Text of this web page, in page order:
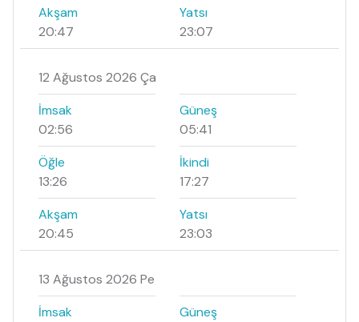
Akşam
20:47
Yatsı
23:07
12 Ağustos 2026 Ça
İmsak
02:56
Güneş
05:41
Öğle
13:26
İkindi
17:27
Akşam
20:45
Yatsı
23:03
13 Ağustos 2026 Pe
İmsak
Güneş